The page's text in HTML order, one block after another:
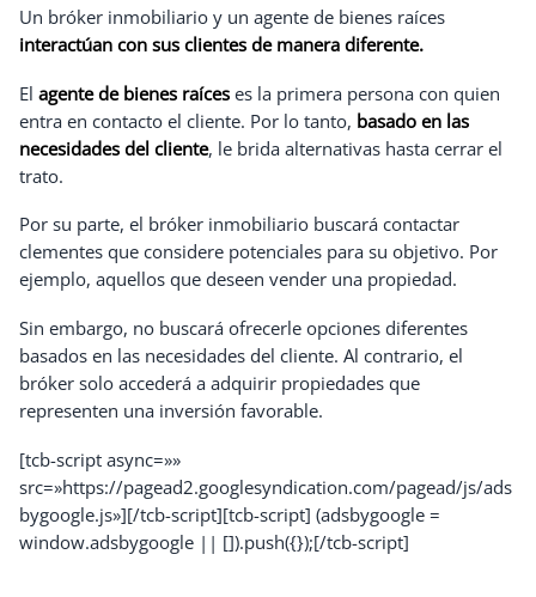
Un bróker inmobiliario y un agente de bienes raíces
interactúan con sus clientes de manera diferente.
El agente de bienes raíces es la primera persona con quien
entra en contacto el cliente. Por lo tanto, basado en las
necesidades del cliente, le brida alternativas hasta cerrar el
trato.
Por su parte, el bróker inmobiliario buscará contactar
clementes que considere potenciales para su objetivo. Por
ejemplo, aquellos que deseen vender una propiedad.
Sin embargo, no buscará ofrecerle opciones diferentes
basados en las necesidades del cliente. Al contrario, el
bróker solo accederá a adquirir propiedades que
representen una inversión favorable.
[tcb-script async=»»
src=»https://pagead2.googlesyndication.com/pagead/js/ads
bygoogle.js»][/tcb-script][tcb-script] (adsbygoogle =
window.adsbygoogle || []).push({});[/tcb-script]